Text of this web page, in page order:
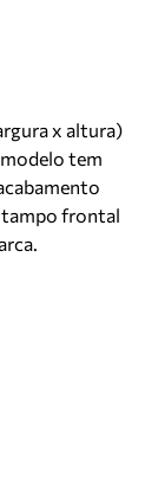
x altura)
tem
tampo frontal